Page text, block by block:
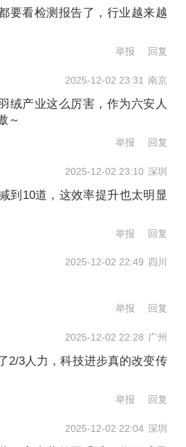
不同羽毛球片的智能分拣。邹
臻杰/摄
型号的羽球，厂里还逐
、数字化的切片、拣片
里有48组（台）正在运
可以在设定的参数下自
等级，提升了羽毛品质
省了2/3的人力成本，厂
同研发AI技术下的智能
，拣片设备则可以一边
的羽毛球片，一边在屏
片长度、大小，精确到
结合了老师傅经验与智
要看检测报告了，行业越来越
举报 回复
2025-12-02 23:31 南京
绒产业这么厉害，作为六安人
～
举报 回复
2025-12-02 23:10 深圳
到10道，这效率提升也太明显
举报 回复
2025-12-02 22:49 四川
举报 回复
2025-12-02 22:28 广州
2/3人力，科技进步真的改变传
举报 回复
2025-12-02 22:04 深圳